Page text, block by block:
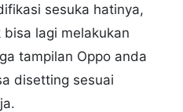
sesuka hatinya,
lagi melakukan
tampilan Oppo anda
disetting sesuai